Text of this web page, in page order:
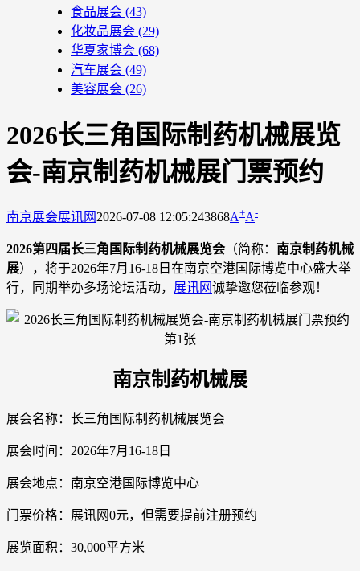
食品展会 (43)
化妆品展会 (29)
华夏家博会 (68)
汽车展会 (49)
美容展会 (26)
2026长三角国际制药机械展览
会-南京制药机械展门票预约
南京展会展讯网 2026-07-08 12:05:243868A+A-
2026第四届长三角国际制药机械展览会 （简称： 南京制药机械
展），将于2026年7月16-18日在南京空港国际博览中心盛大举
行，同期举办多场论坛活动， 展讯网诚挚邀您莅临参观！
南京制药机械展
展会名称：长三角国际制药机械展览会
展会时间：2026年7月16-18日
展会地点：南京空港国际博览中心
门票价格：展讯网0元，但需要提前注册预约
展览面积：30,000平方米